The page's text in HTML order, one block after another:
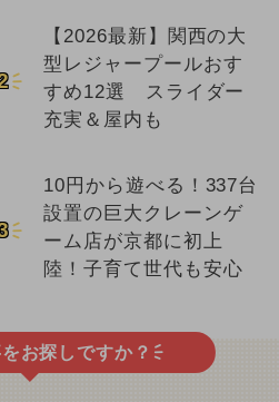
【2026最新】関西の大
型レジャープールおす
すめ12選 スライダー
充実＆屋内も
10円から遊べる！337台
設置の巨大クレーンゲ
ーム店が京都に初上
陸！子育て世代も安心
お探しですか？